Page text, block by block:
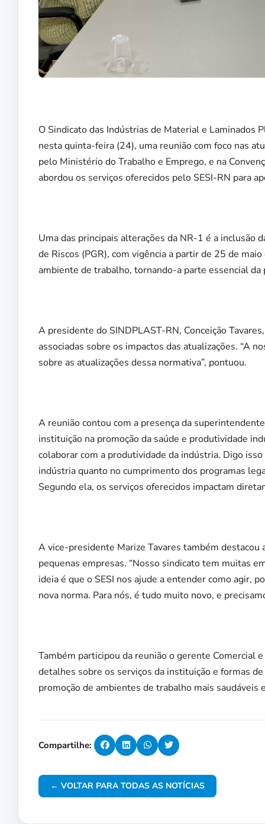
O Sindicato das Indústrias de Material e Laminados
nesta quinta-feira (24), uma reunião com foco nas
pelo Ministério do Trabalho e Emprego, e na
abordou os serviços oferecidos pelo SESI-RN para
Uma das principais alterações da NR-1 é a inclusão
de Riscos (PGR), com vigência a partir de 25 de
ambiente de trabalho, tornando-a parte essencial da
A presidente do SINDPLAST-RN, Conceição
associadas sobre os impactos das atualizações. “A
sobre as atualizações dessa normativa”, pontuou.
A reunião contou com a presença da
instituição na promoção da saúde e produtividade
colaborar com a produtividade da indústria. Digo
indústria quanto no cumprimento dos programas
Segundo ela, os serviços oferecidos impactam
A vice-presidente Marize Tavares também
pequenas empresas. “Nosso sindicato tem muitas
ideia é que o SESI nos ajude a entender como agir,
nova norma. Para nós, é tudo muito novo, e
Também participou da reunião o gerente Comercial
detalhes sobre os serviços da instituição e formas
promoção de ambientes de trabalho mais saudáveis
Compartilhe:
← VOLTAR PARA TODAS AS NOTÍCIAS